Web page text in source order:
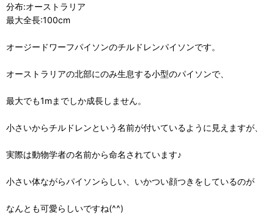
分布:オーストラリア
最大全長:100cm
オージードワーフパイソンのチルドレンパイソンです。
オーストラリアの北部にのみ生息する小型のパイソンで、
最大でも1mまでしか成長しません。
小さいからチルドレンという名前が付いているように見えますが、
実際は動物学者の名前から命名されています♪
小さい体ながらパイソンらしい、いかつい顔つきをしているのが
なんとも可愛らしいですね(^^)